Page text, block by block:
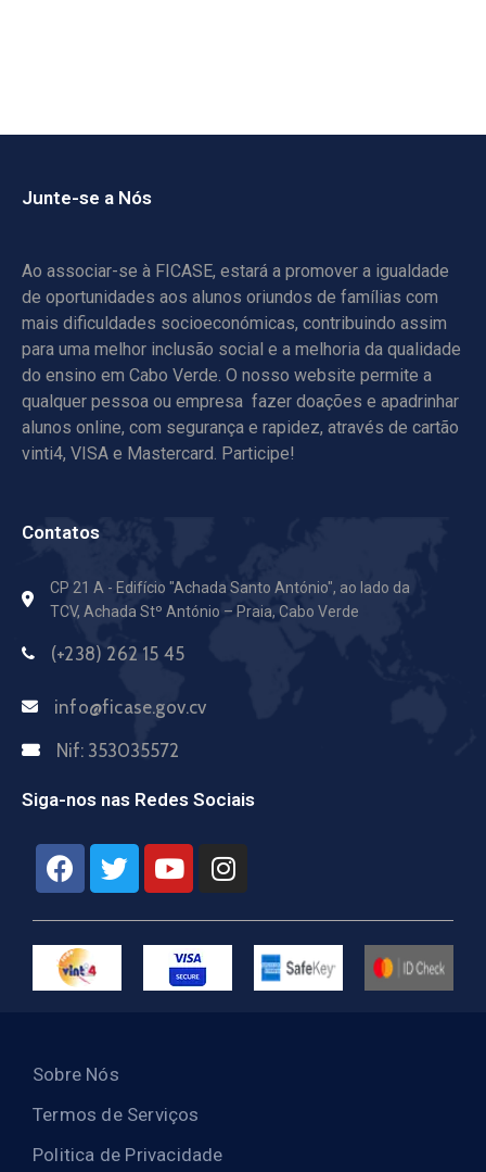
Junte-se a Nós
Ao associar-se à FICASE, estará a promover a igualdade
de oportunidades aos alunos oriundos de famílias com
mais dificuldades socioeconómicas, contribuindo assim
para uma melhor inclusão social e a melhoria da qualidade
do ensino em Cabo Verde. O nosso website permite a
qualquer pessoa ou empresa fazer doações e apadrinhar
alunos online, com segurança e rapidez, através de cartão
vinti4, VISA e Mastercard. Participe!
Contatos
CP 21 A - Edifício "Achada Santo António", ao lado da
TCV, Achada Stº António – Praia, Cabo Verde
(+238) 262 15 45
info@ficase.gov.cv
Nif: 353035572
Siga-nos nas Redes Sociais
Sobre Nós
Termos de Serviços
Politica de Privacidade